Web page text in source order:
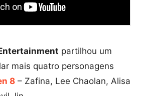
partilhou um
mais quatro personagens
8 – Zafina, Lee Chaolan, Alisa